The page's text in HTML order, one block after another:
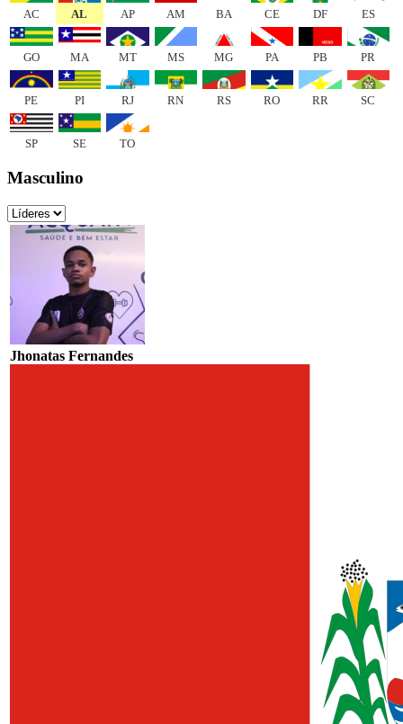
AC AL AP AM BA CE DF ES
GO MA MT MS MG PA PB PR
PE PI RJ RN RS RO RR SC
SP SE TO
Masculino
Jhonatas Fernandes